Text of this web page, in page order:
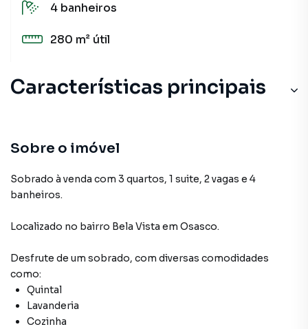
4 banheiros
280 m² útil
Características principais
Sobre o imóvel
Sobrado à venda com 3 quartos, 1 suite, 2 vagas e 4
banheiros.
Localizado no bairro Bela Vista em Osasco.
Desfrute de um sobrado, com diversas comodidades
como:
Quintal
Lavanderia
Cozinha